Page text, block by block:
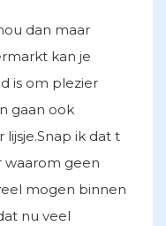
dan maar
kan je
is om plezier
gaan ook
ik dat t
waarom geen
mogen binnen
nu veel